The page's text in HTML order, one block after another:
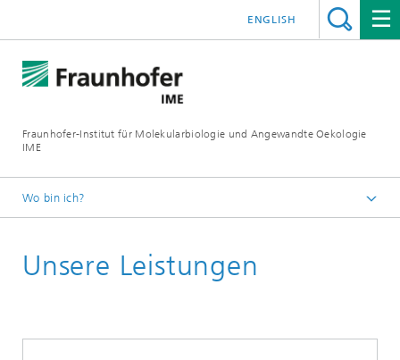
Fraunhofer-Institut für Molekularbiologie und Angewandte Oekologie
IME
ENGLISH
Wo bin ich?
Unsere Forschung
Unsere Leistungen